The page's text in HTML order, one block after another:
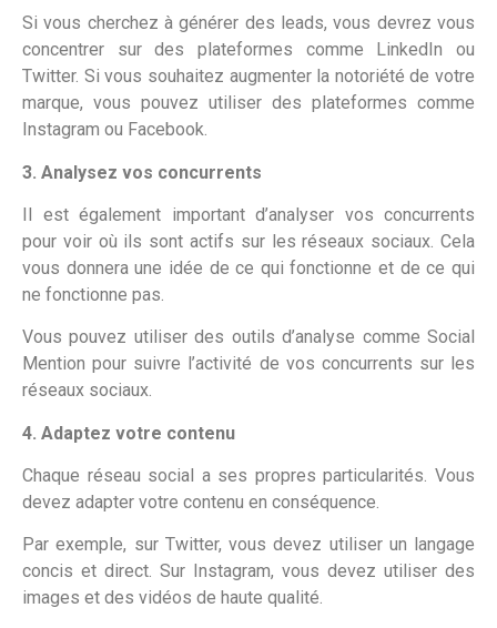
Si vous cherchez à générer des leads, vous devrez vous
concentrer sur des plateformes comme LinkedIn ou
Twitter. Si vous souhaitez augmenter la notoriété de votre
marque, vous pouvez utiliser des plateformes comme
Instagram ou Facebook.
3. Analysez vos concurrents
Il est également important d’analyser vos concurrents
pour voir où ils sont actifs sur les réseaux sociaux. Cela
vous donnera une idée de ce qui fonctionne et de ce qui
ne fonctionne pas.
Vous pouvez utiliser des outils d’analyse comme Social
Mention pour suivre l’activité de vos concurrents sur les
réseaux sociaux.
4. Adaptez votre contenu
Chaque réseau social a ses propres particularités. Vous
devez adapter votre contenu en conséquence.
Par exemple, sur Twitter, vous devez utiliser un langage
concis et direct. Sur Instagram, vous devez utiliser des
images et des vidéos de haute qualité.